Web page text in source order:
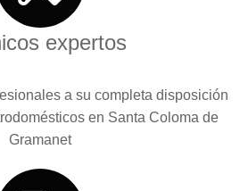
expertos
a su completa disposición
en Santa Coloma de
Gramanet